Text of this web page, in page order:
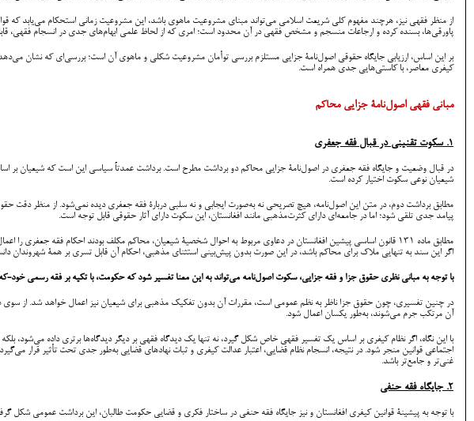
از منظر فقهی نیز، هرچند مفهوم کلی شریعت اسلامی می‌تواند مبنای مشروعیت ماهوی باشد، این مشروعیت زمانی استحکام می‌یابد که
پاورقی‌ها، بسنده کرده و ارجاعات منسجم و مشخص فقهی در آن محدود است؛ امری که از لحاظ علمی ابهام‌های جدی در انسجام فقهی،
بر این اساس، ارزیابی جایگاه حقوقی اصول‌نامۀ جزایی مستلزم بررسی توأمان مشروعیت شکلی و ماهوی آن است؛ بررسی‌ای که نشان
کیفری معاصر، با کاستی‌هایی جدی همراه است.
مبانی فقهی اصول‌نامۀ جزایی محاکم
1. سکوت تقنینی در قبال فقه جعفری
در قبال وضعیت و جایگاه فقه جعفری در اصول‌نامۀ جزایی محاکم دو برداشت مطرح است. برداشت عمدتاً سیاسی این است که شیعیان بر
شیعیان نوعی سکوت اختیار کرده است.
مطابق برداشت دوم، در متن این اصول‌نامه، هیچ تصریحی نه به‌صورت ایجابی و نه سلبی دربارۀ فقه جعفری دیده نمی‌شود. از منظر
پیامد جدی تلقی شود؛ اما در جامعه‌ای دارای کثرت‌مذهبی مانند افغانستان، این سکوت دارای آثار حقوقی قابل توجه است.
مطابق ماده ۱۳۱ قانون اساسی پیشین افغانستان در دعاوی مربوط به احوال شخصیۀ شیعیان، محاکم مکلف بودند احکام فقه
اگر این سند به تنهایی ملاک برای محاکم باشد، در این صورت بدون پیش‌بینی استثنای مذهبی، احکام آن قابل تسری بر همۀ شهروندان
با توجه به مبانی نظری حقوق جزا و فقه جزایی، سکوت اصول‌نامه می‌تواند به این معنا تفسیر شود که حکومت، با تکیه بر فقه رسمی
در چنین تفسیری، چون حقوق جزا ناظر به نظم عمومی است، مقررات آن بدون تفکیک مذهبی برای شیعیان نیز اعمال خواهد شد. از سوی
آن مرتکب جرم می‌شوند، به‌طور یکسان اعمال شود.
با این نگاه، اگر نظام کیفری بر اساس یک تفسیر فقهی خاص شکل گیرد، نه تنها یک دیدگاه فقهی بر دیگر دیدگاه‌ها برتری داده
اجتماعی قوانین منجر شود. در نتیجه، انسجام نظام قضایی، اعتبار عدالت کیفری و ثبات نهادهای قضایی به‌طور جدی تحت تأثیر قرار
غنی‌تر و جامع‌تر باشد.
2. جایگاه فقه حنفی
با توجه به پیشینۀ قوانین کیفری افغانستان و نیز جایگاه فقه حنفی در ساختار فکری و قضایی حکومت طالبان، این برداشت